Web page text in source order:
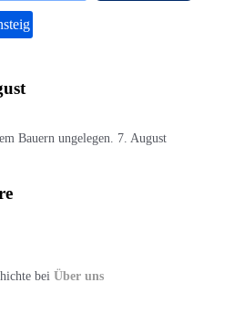
Bauern ungelegen. 7. August
bei Über uns